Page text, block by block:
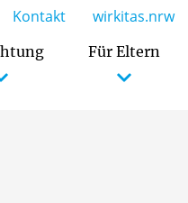
Für Eltern
Kontakt wirkitas.nrw